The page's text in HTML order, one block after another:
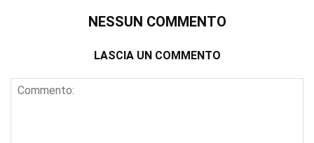
NESSUN COMMENTO
LASCIA UN COMMENTO